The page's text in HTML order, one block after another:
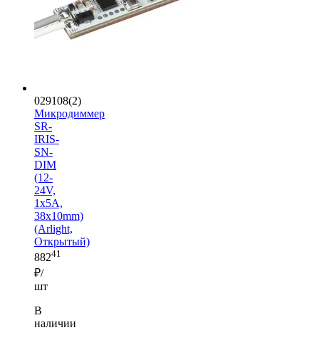
029108(2)
Микродиммер
SR-
IRIS-
SN-
DIM
(12-
24V,
1x5A,
38x10mm)
(Arlight,
Открытый)
88241
₽/
шт
В
наличии